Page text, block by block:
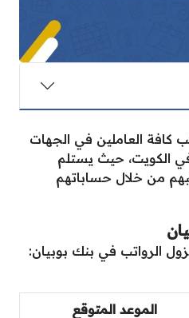
كافة العاملين في الجهات
الكويت، حيث يستلم
من خلال حساباتهم
الرواتب في بنك بوبيان:
الموعد المتوقع